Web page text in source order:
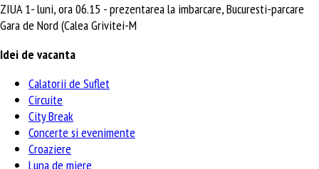
ZIUA 1- luni, ora 06.15 - prezentarea la imbarcare, Bucuresti-parcare
Gara de Nord (Calea Grivitei-M
Idei de vacanta
Calatorii de Suflet
Circuite
City Break
Concerte si evenimente
Croaziere
Luna de miere